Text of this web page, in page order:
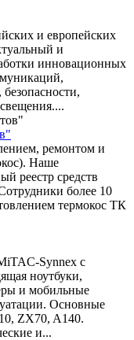
и европейских
и
инновационных
ремонтом и
Наше
реестр средств
более 10
термокос ТК
Synnex с
ноутбуки,
и мобильные
Основные
ZX70, A140.
и...